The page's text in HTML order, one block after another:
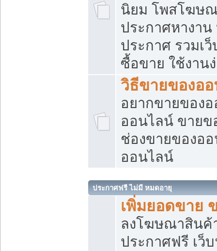
นิยม โพสโฆษ
ประกาศหางาน
ประกาศ รวมเ
ซื้อขาย ใช้งาน
วิธีขายของอ
อยากขายของ
ออนไลน์ ขายข
ช่องขายของอ
ออนไลน์
ประกาศฟรี ไม่มี หมดอายุ
เพิ่มยอดขาย
ลงโฆษณาสิน
ประกาศฟรี เว็